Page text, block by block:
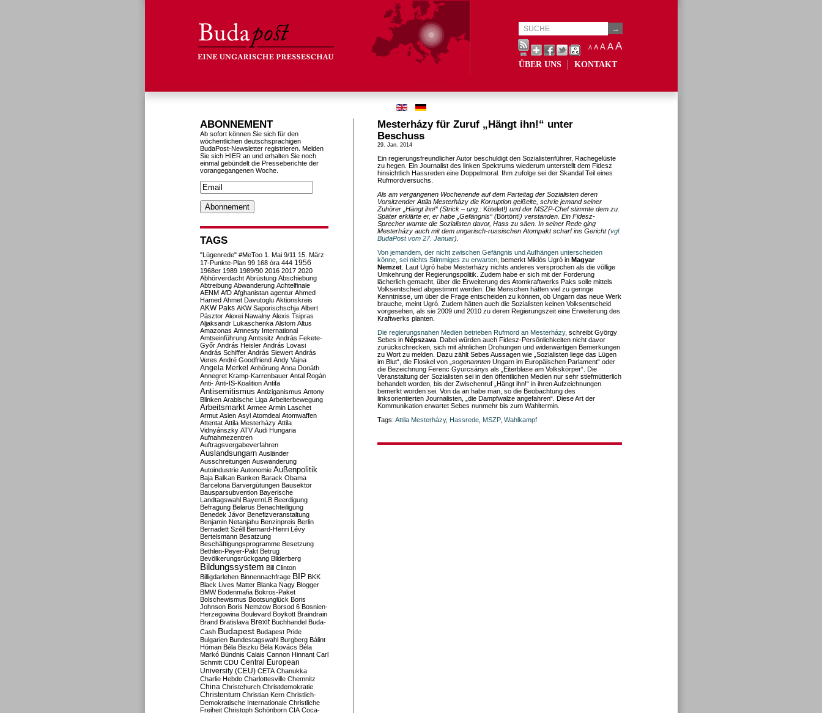
A A A AA
ÜBER UNS KONTAKT
Mesterházy für Zuruf „Hängt ihn!“ unter
Beschuss
29. Jan. 2014
Ein regierungsfreundlicher Autor beschuldigt den Sozialistenführer, Rachegelüste
zu hegen. Ein Journalist des linken Spektrums wiederum unterstellt dem Fidesz
hinsichtlich Hassreden eine Doppelmoral. Ihm zufolge sei der Skandal Teil eines
Rufmordversuchs.
Als am vergangenen Wochenende auf dem Parteitag der Sozialisten deren
Vorsitzender Attila Mesterházy die Korruption geißelte, schrie jemand seiner
Zuhörer „Hängt ihn!“ (Strick – ung.: Kötelet!) und der MSZP-Chef stimmte dem zu.
Später erklärte er, er habe „Gefängnis“ (Börtönt!) verstanden. Ein Fidesz-
Sprecher warnte die Sozialisten davor, Hass zu säen. In seiner Rede ging
Mesterházy auch mit dem ungarisch-russischen Atompakt scharf ins Gericht (vgl.
BudaPost vom 27. Januar).
Von jemandem, der nicht zwischen Gefängnis und Aufhängen unterscheiden
könne, sei nichts Stimmiges zu erwarten , bemerkt Miklós Ugró in Magyar
Nemzet . Laut Ugró habe Mesterházy nichts anderes versprochen als die völlige
Umkehrung der Regierungspolitik. Zudem habe er sich mit der Forderung
lächerlich gemacht, über die Erweiterung des Atomkraftwerks Paks solle mittels
Volksentscheid abgestimmt werden. Die Menschen hätten viel zu geringe
Kenntnisse, um über die Frage entscheiden zu können, ob Ungarn das neue Werk
brauche, meint Ugró. Zudem hätten auch die Sozialisten keinen Volksentscheid
vorgesehen, als sie 2009 und 2010 zu deren Regierungszeit eine Erweiterung des
Kraftwerks planten.
Die regierungsnahen Medien betrieben Rufmord an Mesterházy, schreibt György
Sebes in Népszava . Dabei würden auch Fidesz-Persönlichkeiten nicht davor
zurückschrecken, sich mit ähnlichen Drohungen und widerwärtigen Bemerkungen
zu Wort zu melden. Dazu zählt Sebes Aussagen wie „Sozialisten liege das Lügen
im Blut“, die Floskel von „ sogenannten Ungarn im Europäischen Parlament“ oder
die Bezeichnung Ferenc Gyurcsánys als „Eiterblase am Volkskörper“. Die
Veranstaltung der Sozialisten sei in den öffentlichen Medien nur sehr stiefmütterlich
behandelt worden, bis der Zwischenruf „Hängt ihn!“ in ihren Aufzeichnungen
bemerkt worden sei. Von da an habe man, so die Beobachtung des
linksorientierten Journalisten, „die Dampfwalze angefahren“. Diese Art der
Kommunikation erwartet Sebes nunmehr bis zum Wahltermin.
Tags: Attila Mesterházy, Hassrede MSZP, Wahlkampf
ABONNEMENT
Ab sofort können Sie sich für den
wöchentlichen deutschsprachigen
BudaPost-Newsletter registrieren. Melden
Sie sich HIER an und erhalten Sie noch
einmal gebündelt die Presseberichte der
vorangegangenen Woche.
TAGS
"Lügenrede" #MeToo 1. Mai 9/11 15. März
17-Punkte-Plan 99 168 óra 444 1956
1968er 1989 1989/90 2016 2017 2020
Abhörverdacht Abrüstung Abschiebung
Abtreibung Abwanderung Achtelfinale
AENM AfD Afghanistan agentur Ahmed
Hamed Ahmet Davutoglu Aktionskreis
AKW Paks AKW Saporischschja Albert
Pásztor Alexei Nawalny Alexis Tsipras
Aljaksandr Lukaschenka Alstom Altus
Amazonas Amnesty International
Amtseinführung Amtssitz András Fekete-
Győr András Heisler András Lovasi
András Schiffer András Siewert András
Veres André Goodfriend Andy Vajna
Angela Merkel Anhörung Anna Donáth
Annegret Kramp-Karrenbauer Antal Rogán
Anti- Anti-IS-Koalition Antifa
Antisemitismus Antiziganismus Antony
Blinken Arabische Liga Arbeiterbewegung
Arbeitsmarkt Armee Armin Laschet
Armut Asien Asyl Atomdeal Atomwaffen
Attentat Attila Mesterházy Attila
Vidnyánszky ATV Audi Hungaria
Aufnahmezentren
Auftragsvergabeverfahren
Auslandsungarn Ausländer
Ausschreitungen Auswanderung
Autoindustrie Autonomie Außenpolitik
Baja Balkan Banken Barack Obama
Barcelona Barvergütungen Bausektor
Bausparsubvention Bayerische
Landtagswahl BayernLB Beerdigung
Befragung Belarus Benachteiligung
Benedek Jávor Benefizveranstaltung
Benjamin Netanjahu Benzinpreis Berlin
Bernadett Széll Bernard-Henri Lévy
Bertelsmann Besatzung
Beschäftigungsprogramme Besetzung
Bethlen-Peyer-Pakt Betrug
Bevölkerungsrückgang Bilderberg
Bildungssystem Bill Clinton
Billigdarlehen Binnennachfrage BIP BKK
Black Lives Matter Blanka Nagy Blogger
BMW Bodenmafia Bokros-Paket
Bolschewismus Bootsunglück Boris
Johnson Boris Nemzow Borsod 6 Bosnien-
Herzegowina Boulevard Boykott Braindrain
Brand Bratislava Brexit Buchhandel Buda-
Cash Budapest Budapest Pride
Bulgarien Bundestagswahl Burgberg Bálint
Hóman Béla Biszku Béla Kovács Béla
Markó Bündnis Calais Cannon Hinnant Carl
Schmitt CDU Central European
University (CEU) CETA Chanukka
Charlie Hebdo Charlottesville Chemnitz
China Christchurch Christdemokratie
Christentum Christian Kern Christlich-
Demokratische Internationale Christliche
Freiheit Christoph Schönborn CIA Coca-